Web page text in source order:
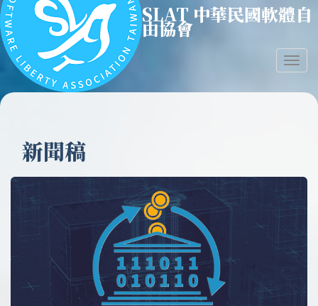
移
至
SLAT 中華民國軟體自
由協會
新聞稿